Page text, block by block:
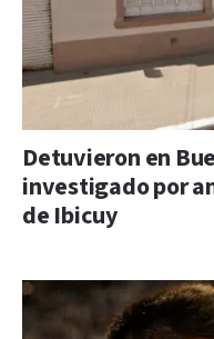
Detuvieron en
investigado por
de Ibicuy